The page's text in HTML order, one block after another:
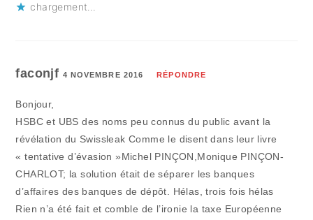
chargement…
faconjf 4 NOVEMBRE 2016 RÉPONDRE
Bonjour,
HSBC et UBS des noms peu connus du public avant la
révélation du Swissleak Comme le disent dans leur livre
« tentative d’évasion »Michel PINÇON,Monique PINÇON-
CHARLOT; la solution était de séparer les banques
d’affaires des banques de dépôt. Hélas, trois fois hélas
Rien n’a été fait et comble de l’ironie la taxe Européenne